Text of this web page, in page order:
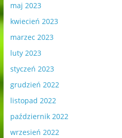
maj 2023
kwiecień 2023
marzec 2023
luty 2023
styczeń 2023
grudzień 2022
listopad 2022
październik 2022
wrzesień 2022